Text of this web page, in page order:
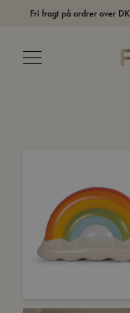
Fri fragt på ordrer over